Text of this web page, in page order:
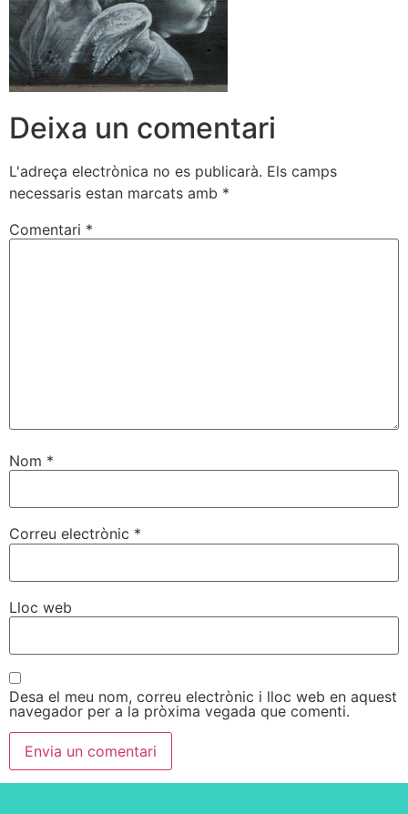
Deixa un comentari
L'adreça electrònica no es publicarà. Els camps
necessaris estan marcats amb *
Comentari *
Nom *
Correu electrònic *
Lloc web
Desa el meu nom, correu electrònic i lloc web en aquest
navegador per a la pròxima vegada que comenti.